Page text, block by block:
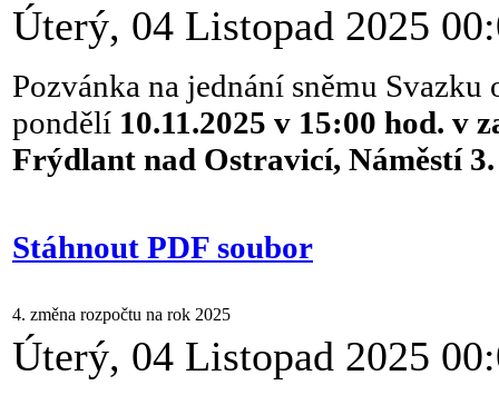
Úterý, 04 Listopad 2025
Pozvánka na jednání sněmu
pondělí 10.11.2025 v 15:00 hod. v
Frýdlant nad Ostravicí, Náměstí 3.
Stáhnout PDF soubor
4. změna rozpočtu na rok 2025
Úterý, 04 Listopad 2025